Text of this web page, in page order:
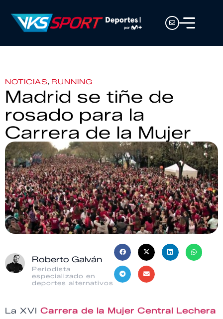
NOTICIAS, RUNNING
Madrid se tiñe de
rosado para la
Carrera de la Mujer
Roberto Galván
Periodista
especializado en
deportes alternativos
La XVI Carrera de la Mujer Central Lechera